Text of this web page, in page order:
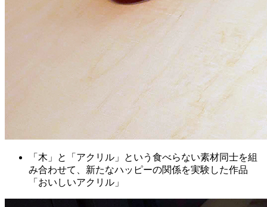
「木」と「アクリル」という食べらない素材同士を組
み合わせて、新たなハッピーの関係を実験した作品
「おいしいアクリル」